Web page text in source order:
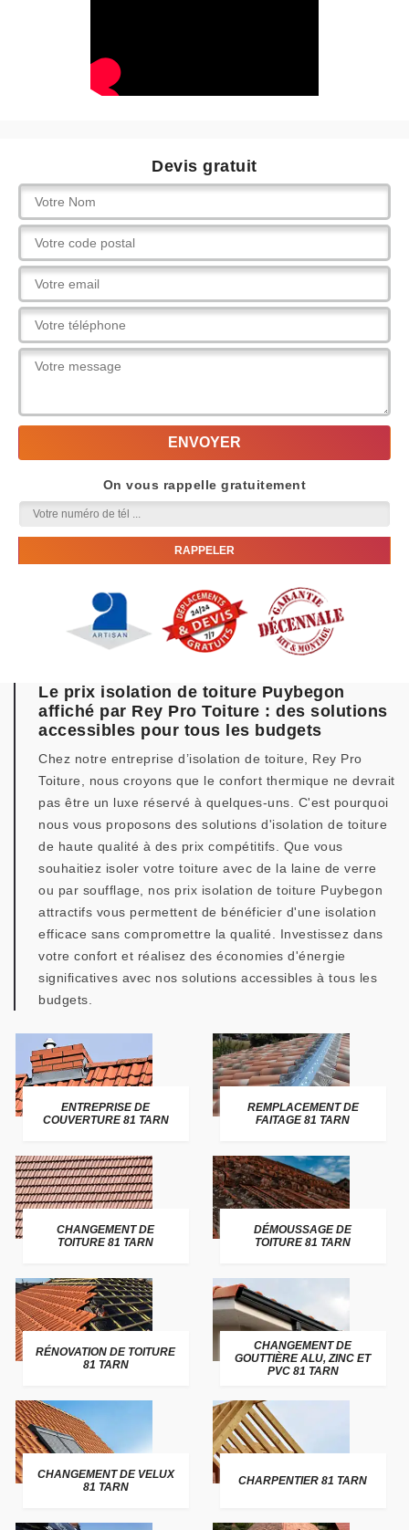
Devis gratuit
On vous rappelle gratuitement
Le prix isolation de toiture Puybegon
affiché par Rey Pro Toiture : des solutions
accessibles pour tous les budgets
Chez notre entreprise d’isolation de toiture, Rey Pro
Toiture, nous croyons que le confort thermique ne devrait
pas être un luxe réservé à quelques-uns. C'est pourquoi
nous vous proposons des solutions d'isolation de toiture
de haute qualité à des prix compétitifs. Que vous
souhaitiez isoler votre toiture avec de la laine de verre
ou par soufflage, nos prix isolation de toiture Puybegon
attractifs vous permettent de bénéficier d'une isolation
efficace sans compromettre la qualité. Investissez dans
votre confort et réalisez des économies d'énergie
significatives avec nos solutions accessibles à tous les
budgets.
ENTREPRISE DE
COUVERTURE 81 TARN
REMPLACEMENT DE
FAITAGE 81 TARN
CHANGEMENT DE
TOITURE 81 TARN
DÉMOUSSAGE DE
TOITURE 81 TARN
RÉNOVATION DE TOITURE
81 TARN
CHANGEMENT DE
GOUTTIÈRE ALU, ZINC ET
PVC 81 TARN
CHANGEMENT DE VELUX
81 TARN
CHARPENTIER 81 TARN